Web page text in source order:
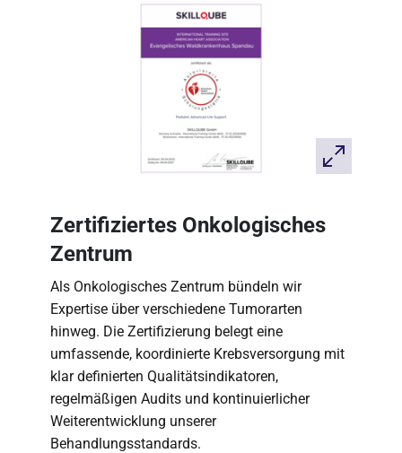
Zertifiziertes Onkologisches
Zentrum
Als Onkologisches Zentrum bündeln wir
Expertise über verschiedene Tumorarten
hinweg. Die Zertifizierung belegt eine
umfassende, koordinierte Krebsversorgung mit
klar definierten Qualitätsindikatoren,
regelmäßigen Audits und kontinuierlicher
Weiterentwicklung unserer
Behandlungsstandards.